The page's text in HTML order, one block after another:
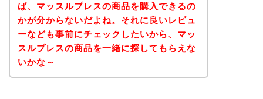
ば、マッスルプレスの商品を購入できるの
かが分からないだよね。それに良いレビュ
ーなども事前にチェックしたいから、マッ
スルプレスの商品を一緒に探してもらえな
いかな～